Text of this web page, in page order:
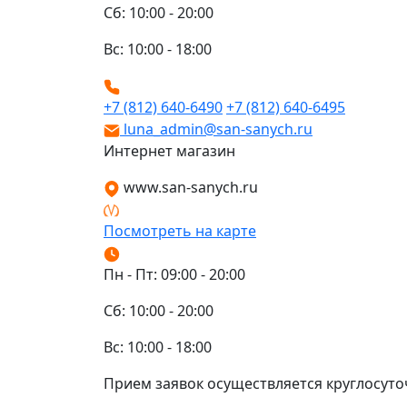
Сб: 10:00 - 20:00
Вс: 10:00 - 18:00
+7 (812) 640-6490+7 (812) 640-6495
luna_admin@san-sanych.ru
Интернет магазин
www.san-sanych.ru
Посмотреть на карте
Пн - Пт: 09:00 - 20:00
Сб: 10:00 - 20:00
Вс: 10:00 - 18:00
Прием заявок осуществляется